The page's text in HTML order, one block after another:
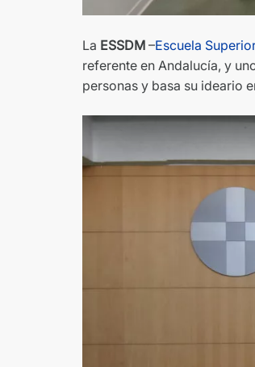
La ESSDM –Escuela
referente en Andalucía, y
personas y basa su ideario